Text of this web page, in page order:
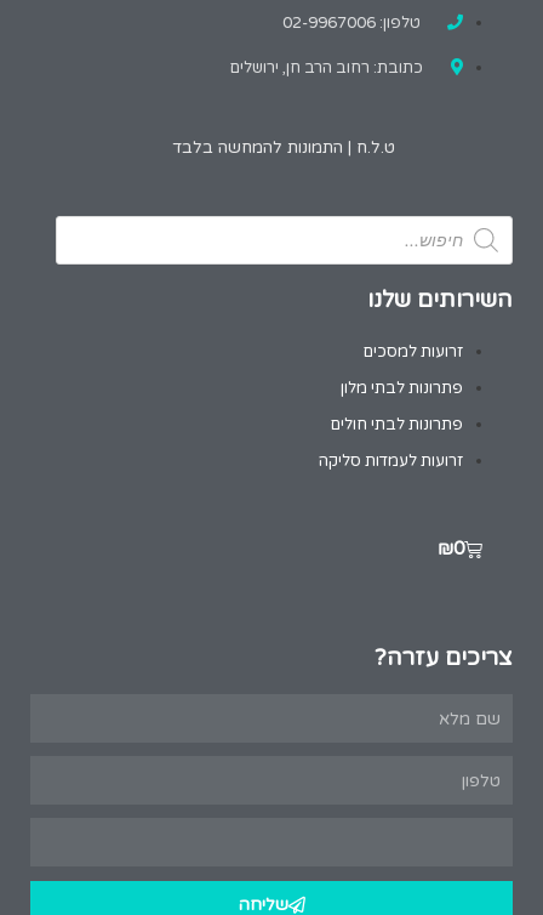
טלפון: 02-9967006
כתובת: רחוב הרב חן, ירושלים
ט.ל.ח | התמונות להמחשה בלבד
השירותים שלנו
זרועות למסכים
פתרונות לבתי מלון
פתרונות לבתי חולים
זרועות לעמדות סליקה
₪0
צריכים עזרה?
שליחה